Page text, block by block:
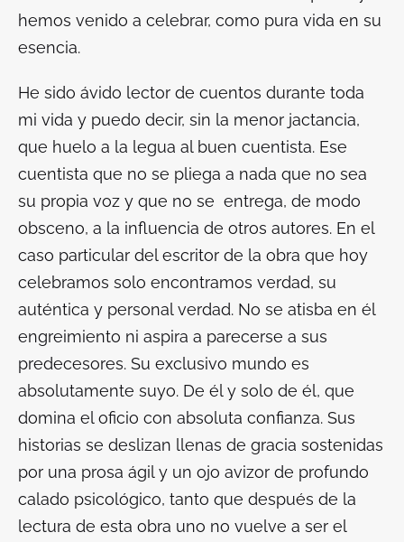
hemos venido a celebrar, como pura vida en su
esencia.
He sido ávido lector de cuentos durante toda
mi vida y puedo decir, sin la menor jactancia,
que huelo a la legua al buen cuentista. Ese
cuentista que no se pliega a nada que no sea
su propia voz y que no se entrega, de modo
obsceno, a la influencia de otros autores. En el
caso particular del escritor de la obra que hoy
celebramos solo encontramos verdad, su
auténtica y personal verdad. No se atisba en él
engreimiento ni aspira a parecerse a sus
predecesores. Su exclusivo mundo es
absolutamente suyo. De él y solo de él, que
domina el oficio con absoluta confianza. Sus
historias se deslizan llenas de gracia sostenidas
por una prosa ágil y un ojo avizor de profundo
calado psicológico, tanto que después de la
lectura de esta obra uno no vuelve a ser el